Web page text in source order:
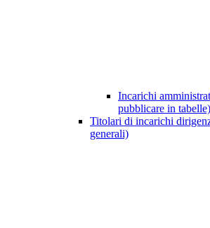
Incarichi
pubblicare in tabelle)
Titolari di incarichi
generali)